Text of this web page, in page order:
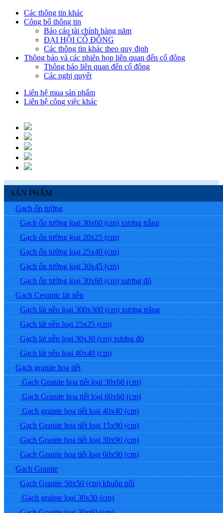
Các thông tin khác
Công bố thông tin
Báo cáo tài chính hàng năm
ĐẠI HỘI CỔ ĐÔNG
Các thông tin khác theo quy định
Thông báo và các phiên họp liên quan đến cổ đông
Thông báo liên quan đến cổ đông
Các nghị quyết
Liên hệ mua sản phẩm
Liên hệ công việc khác
SẢN PHẨM
Gạch ốp tường
Gạch ốp tường loại 30x60 (cm) xương trắng
Gạch ốp tường loại 20x25 (cm)
Gạch ốp tường loại 25x40 (cm)
Gạch ốp tường loại 30x45 (cm)
Gạch ốp tường loại 30x60 (cm) xương đỏ
Gạch Ceramic lát nền
Gạch lát nền loại 300x300 (cm) xương trắng
Gạch lát nền loại 25x25 (cm)
Gạch lát nền loại 30x30 (cm) xương đỏ
Gạch lát nền loại 40x40 (cm)
Gạch granite họa tiết
Gạch Granite họa tiết loại 30x60 (cm)
Gạch Granite họa tiết loại 60x60 (cm)
Gạch grainte họa tiết loại 40x40 (cm)
Gạch Granite họa tiết loại 15x90 (cm)
Gạch Granite họa tiết loại 30x90 (cm)
Gạch Granite họa tiết loại 60x90 (cm)
Gạch Granite
Gạch Granite 50x50 (cm) khuôn nổi
Gạch grainte loại 30x30 (cm)